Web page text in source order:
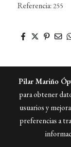
Referencia: 255
Edita
Pilar Mariño
para obtener
usuarios y
preferencias a